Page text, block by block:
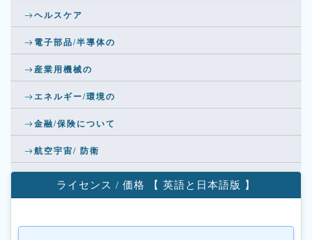
ヘルスケア
電子部品/半導体の
産業用機械の
エネルギー/環境の
金融/保険について
航空宇宙/ 防衛
ライセンス / 価格 【 英語と日本語版 】